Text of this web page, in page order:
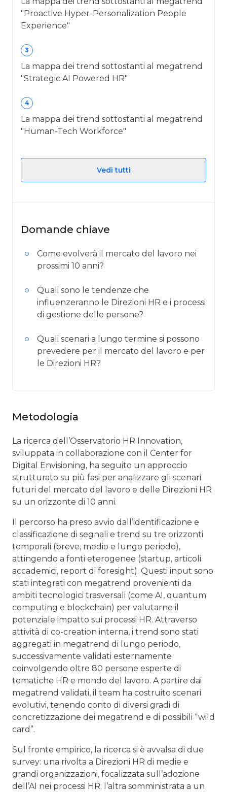
"Proactive Hyper-Personalization People
Experience"
3
La mappa dei trend sottostanti al megatrend
"Strategic AI Powered HR"
4
La mappa dei trend sottostanti al megatrend
"Human-Tech Workforce"
Vedi tutti
Domande chiave
Come evolverà il mercato del lavoro nei
prossimi 10 anni?
Quali sono le tendenze che
influenzeranno le Direzioni HR e i processi
di gestione delle persone?
Quali scenari a lungo termine si possono
prevedere per il mercato del lavoro e per
le Direzioni HR?
Metodologia
La ricerca dell’Osservatorio HR Innovation,
sviluppata in collaborazione con il Center for
Digital Envisioning, ha seguito un approccio
strutturato su più fasi per analizzare gli scenari
futuri del mercato del lavoro e delle Direzioni HR
su un orizzonte di 10 anni.
Il percorso ha preso avvio dall’identificazione e
classificazione di segnali e trend su tre orizzonti
temporali (breve, medio e lungo periodo),
attingendo a fonti eterogenee (startup, articoli
accademici, report di foresight). Questi input sono
stati integrati con megatrend provenienti da
ambiti tecnologici trasversali (come AI, quantum
computing e blockchain) per valutarne il
potenziale impatto sui processi HR. Attraverso
attività di co-creation interna, i trend sono stati
aggregati in megatrend di lungo periodo,
successivamente validati esternamente
coinvolgendo oltre 80 persone esperte di
tematiche HR e mondo del lavoro. A partire dai
megatrend validati, il team ha costruito scenari
evolutivi, tenendo conto di diversi gradi di
concretizzazione dei megatrend e di possibili “wild
card”.
Sul fronte empirico, la ricerca si è avvalsa di due
survey: una rivolta a Direzioni HR di medie e
grandi organizzazioni, focalizzata sull’adozione
dell’AI nei processi HR; l’altra somministrata a un